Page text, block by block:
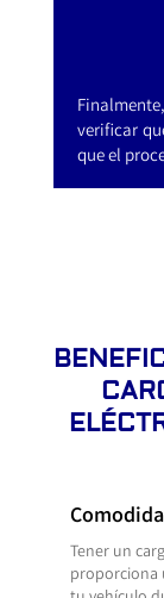
verificar
que el
Tener un
proporciona